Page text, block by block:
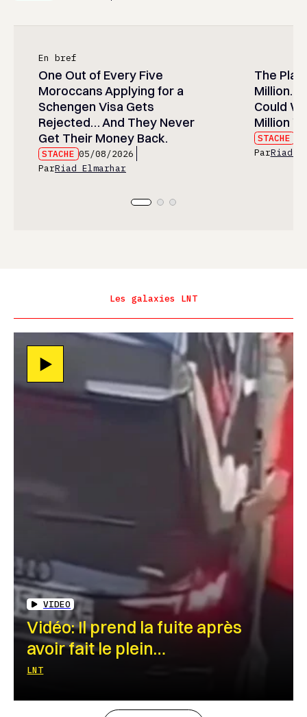
En bref
One Out of Every Five
Moroccans Applying for a
Schengen Visa Gets
Rejected… And They Never
Get Their Money Back.
STACHE 05/08/2026
ParRiad Elmarhar
The
Million…
Could
Million
STACHE
ParRiad
Les galaxies LNT
VIDEO
Vidéo: Il prend la fuite après
avoir fait le plein…
LNT